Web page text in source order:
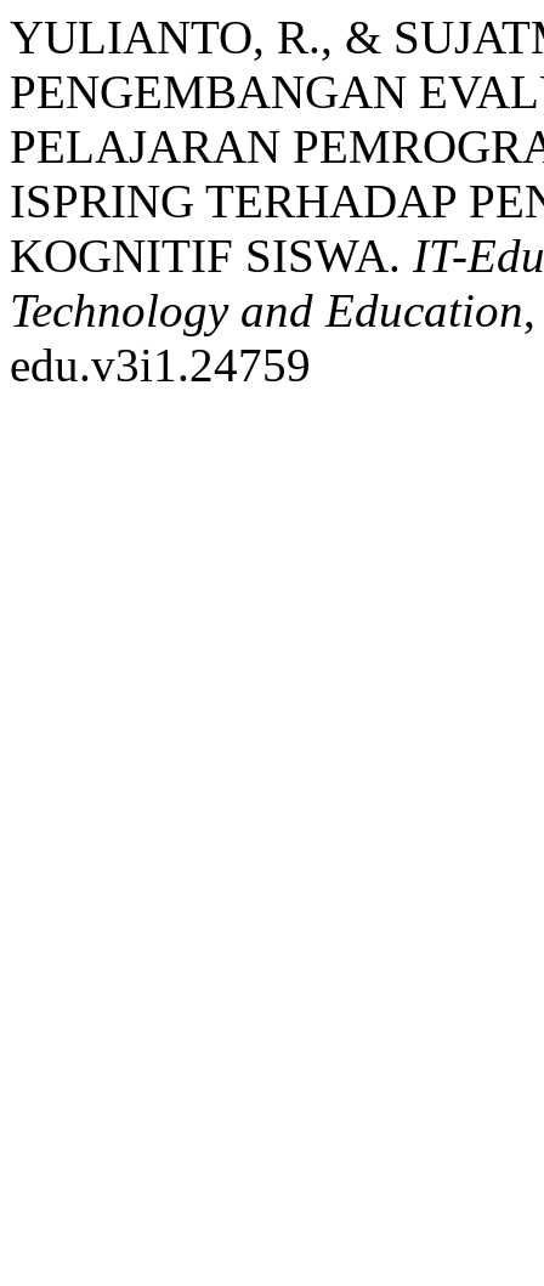
YULIANTO, R., &
PENGEMBANGAN
PELAJARAN
ISPRING TERHADAP
KOGNITIF SISWA. IT-
Technology and Education
edu.v3i1.24759